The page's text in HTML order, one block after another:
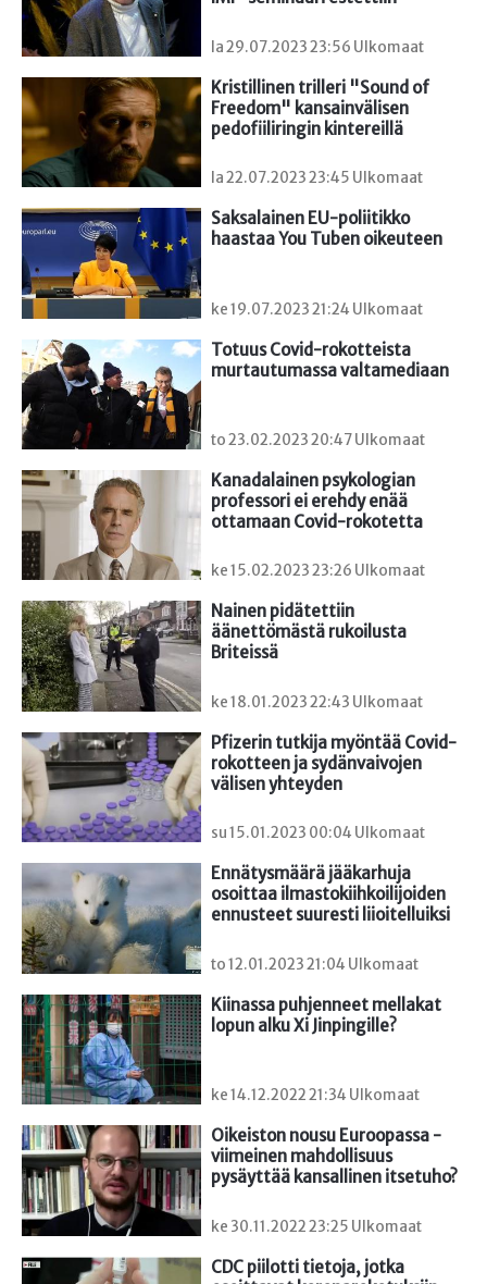
la 29.07.2023 23:56 Ulkomaat
Kristillinen trilleri "Sound of
Freedom" kansainvälisen
pedofiiliringin kintereillä
la 22.07.2023 23:45 Ulkomaat
Saksalainen EU-poliitikko
haastaa You Tuben oikeuteen
ke 19.07.2023 21:24 Ulkomaat
Totuus Covid-rokotteista
murtautumassa valtamediaan
to 23.02.2023 20:47 Ulkomaat
Kanadalainen psykologian
professori ei erehdy enää
ottamaan Covid-rokotetta
ke 15.02.2023 23:26 Ulkomaat
Nainen pidätettiin
äänettömästä rukoilusta
Briteissä
ke 18.01.2023 22:43 Ulkomaat
Pfizerin tutkija myöntää Covid-
rokotteen ja sydänvaivojen
välisen yhteyden
su 15.01.2023 00:04 Ulkomaat
Ennätysmäärä jääkarhuja
osoittaa ilmastokiihkoilijoiden
ennusteet suuresti liioitelluiksi
to 12.01.2023 21:04 Ulkomaat
Kiinassa puhjenneet mellakat
lopun alku Xi Jinpingille?
ke 14.12.2022 21:34 Ulkomaat
Oikeiston nousu Euroopassa -
viimeinen mahdollisuus
pysäyttää kansallinen itsetuho?
ke 30.11.2022 23:25 Ulkomaat
CDC piilotti tietoja, jotka